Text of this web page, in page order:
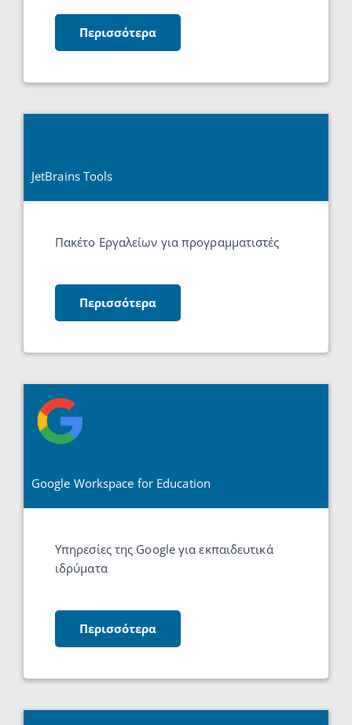
Περισσότερα
JetBrains Tools
Πακέτο Εργαλείων για προγραμματιστές
Περισσότερα
Google Workspace for Education
Υπηρεσίες της Google για εκπαιδευτικά
ιδρύματα
Περισσότερα